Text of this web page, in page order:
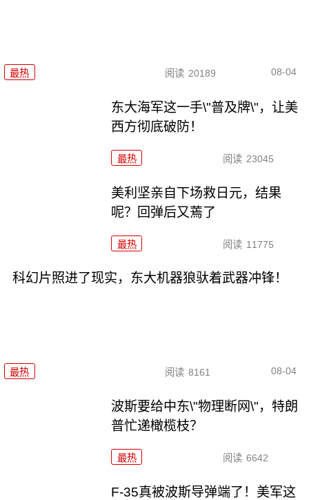
最热 阅读 20189 08-04
东大海军这一手\"普及牌\"，让美
西方彻底破防！
最热 阅读 23045
美利坚亲自下场救日元，结果
呢？回弹后又蔫了
最热 阅读 11775
科幻片照进了现实，东大机器狼驮着武器冲锋！
最热 阅读 8161 08-04
波斯要给中东\"物理断网\"，特朗
普忙递橄榄枝？
最热 阅读 6642
F-35真被波斯导弹端了！美军这